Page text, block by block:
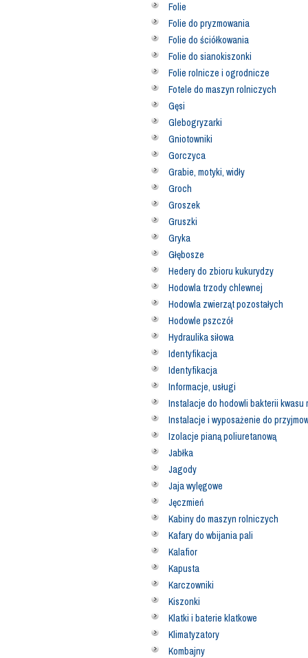
Folie
Folie do pryzmowania
Folie do ściółkowania
Folie do sianokiszonki
Folie rolnicze i ogrodnicze
Fotele do maszyn rolniczych
Gęsi
Glebogryzarki
Gniotowniki
Gorczyca
Grabie, motyki, widły
Groch
Groszek
Gruszki
Gryka
Głębosze
Hedery do zbioru kukurydzy
Hodowla trzody chlewnej
Hodowla zwierząt pozostałych
Hodowle pszczół
Hydraulika siłowa
Identyfikacja
Identyfikacja
Informacje, usługi
Instalacje do hodowli bakterii kwasu
Instalacje i wyposażenie do
Izolacje pianą poliuretanową
Jabłka
Jagody
Jaja wylęgowe
Jęczmień
Kabiny do maszyn rolniczych
Kafary do wbijania pali
Kalafior
Kapusta
Karczowniki
Kiszonki
Klatki i baterie klatkowe
Klimatyzatory
Kombajny